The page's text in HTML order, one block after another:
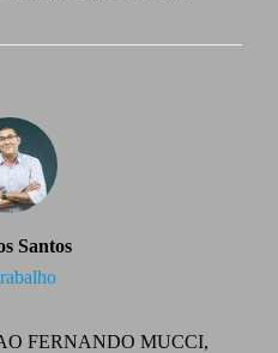
FERNANDO MUCCI,
Santos